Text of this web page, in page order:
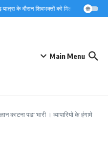
के दौरान शिवभक्तों को मिल रहा त्वरित
Main Menu
काटना पडा भारी । व्यापारियो के हंगामे